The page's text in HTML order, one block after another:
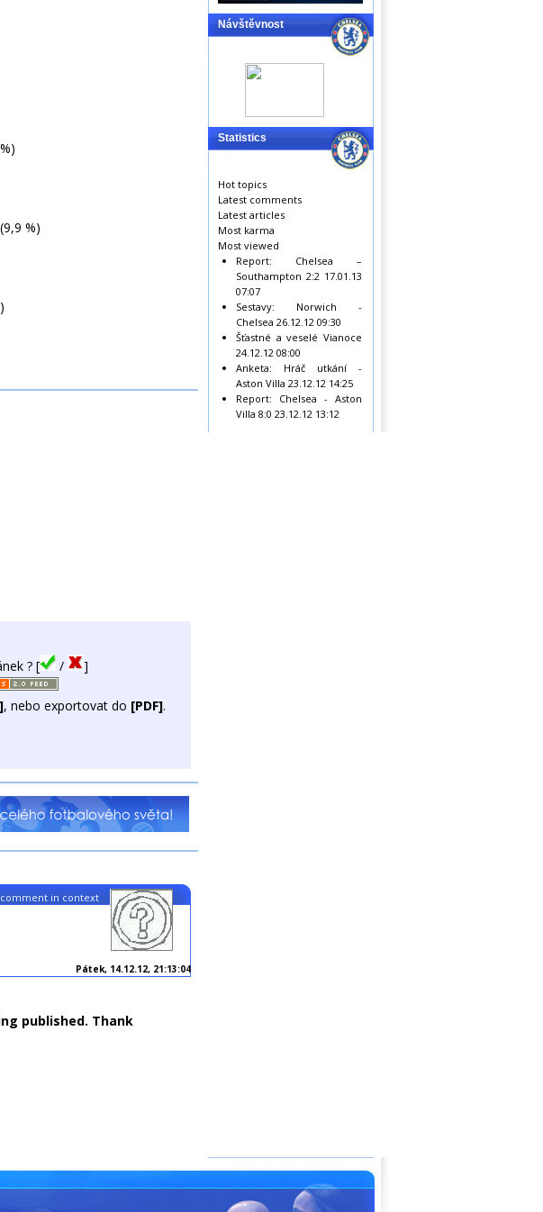
%)
? [ /
]
, nebo exportovat do [PDF].
in context
Pátek, 14.12.12, 21:13:04
published. Thank
Návštěvnost
Statistics
Hot topics
Latest comments
Latest articles
Most karma
Most viewed
Report: Chelsea –
Southampton 2:2 17.01.13
07:07
Sestavy: Norwich -
Chelsea 26.12.12 09:30
Šťastné a veselé Vianoce
24.12.12 08:00
Anketa: Hráč utkání -
Aston Villa 23.12.12 14:25
Report: Chelsea - Aston
Villa 8:0 23.12.12 13:12